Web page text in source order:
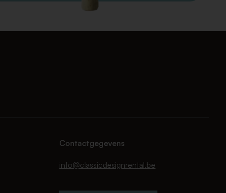
Contactgegevens
info@classicdesignrental.be